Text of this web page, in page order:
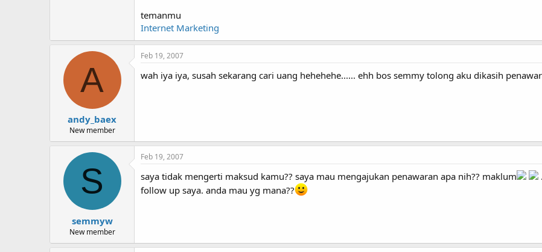
temanmu
Internet Marketing
A
andy_baex
New member
Feb 19, 2007
wah iya iya, susah sekarang cari uang hehehehe...... ehh bos semmy tolong aku dikasih
S
semmyw
New member
Feb 19, 2007
saya tidak mengerti maksud kamu?? saya mau mengajukan penawaran apa nih?? maklum
follow up saya. anda mau yg mana??